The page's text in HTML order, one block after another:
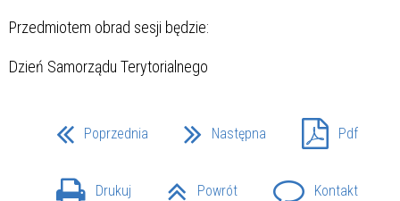
Przedmiotem obrad sesji będzie:
Dzień Samorządu Terytorialnego
Poprzednia Następna Pdf
Drukuj Powrót Kontakt